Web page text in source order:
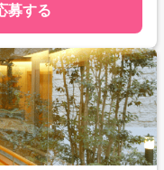
募する